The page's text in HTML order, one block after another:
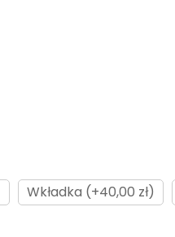
Wkładka (+40,00 zł)